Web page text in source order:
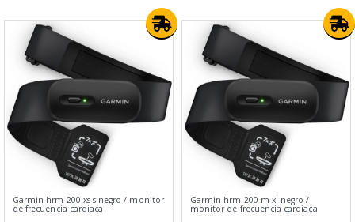
Garmin hrm 200 xs-s negro / monitor
de frecuencia cardiaca
Garmin hrm 200 m-xl negro /
monitor de frecuencia cardiaca